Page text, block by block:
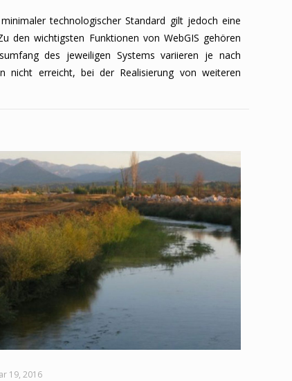
technologischer Standard gilt jedoch eine
den wichtigsten Funktionen von WebGIS gehören
des jeweiligen Systems variieren je nach
nicht erreicht, bei der Realisierung von weiteren
19, 2016